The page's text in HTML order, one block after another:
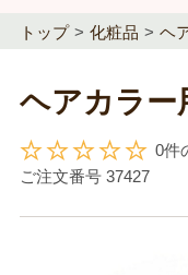
トップ 化粧品 ヘ
ヘアカラー
0件
ご注文番号 37427